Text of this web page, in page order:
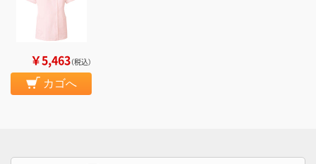
￥5,463（税込）
カゴへ